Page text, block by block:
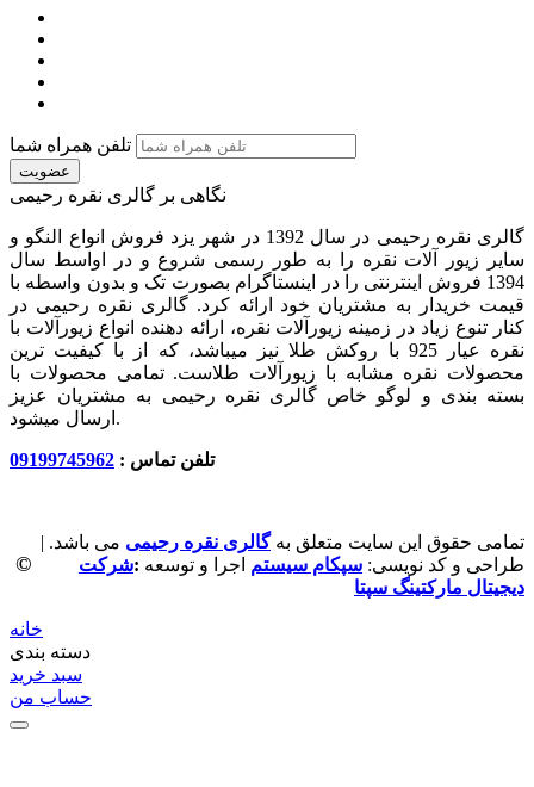
تلفن همراه شما
عضویت
نگاهی بر گالری نقره رحیمی
گالری نقره رحیمی در سال 1392 در شهر یزد فروش انواع النگو و
سایر زیور آلات نقره را به طور رسمی شروع و در اواسط سال
1394 فروش اینترنتی را در اینستاگرام بصورت تک و بدون واسطه با
قیمت خریدار به مشتریان خود ارائه کرد. گالری نقره رحیمی در
کنار تنوع زیاد در زمینه زیورآلات نقره، ارائه دهنده انواع زیورآلات با
نقره عیار 925 با روکش طلا نیز میباشد، که از با کیفیت‏ ترین
محصولات نقره مشابه با زیورآلات طلاست. تمامی محصولات با
بسته بندی و لوگو خاص گالری نقره رحیمی به مشتریان عزیز
ارسال میشود.
تلفن تماس : 09199745962
©
تمامی حقوق این سایت متعلق بهگالری نقره رحیمی می باشد. |
طراحی و کد نویسی: سپکام سیستم اجرا و توسعه :شرکت
دیجیتال مارکتینگ سپتا
خانه
دسته بندی
سبد خرید
حساب من